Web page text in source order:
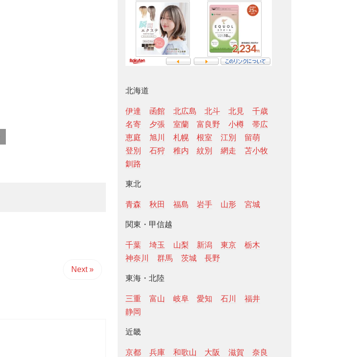
Next »
北海道
伊達 函館 北広島 北斗 北見
千歳
名寄
夕張 室蘭 富良野 小樽
帯広
恵庭
旭川 札幌 根室 江別
留萌
登別
石狩 稚内 紋別 網走
苫小牧
釧路
東北
青森 秋田 福島 岩手 山形 宮城
関東・甲信越
千葉 埼玉 山梨 新潟 東京
栃木
神奈川
群馬 茨城 長野
東海・北陸
三重 富山 岐阜 愛知 石川
福井
静岡
近畿
京都 兵庫 和歌山 大阪 滋賀 奈良